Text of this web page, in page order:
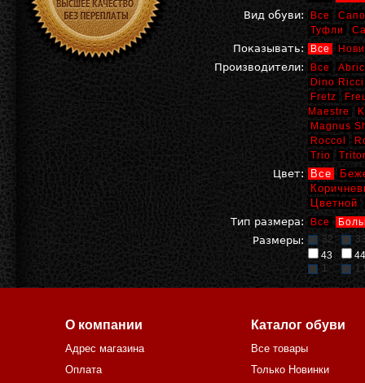
Вид обуви: Все
Туфли
Показывать: Все
Производители: Все
Dino Ricci
Fretz
Maestre
Magnus
Roccol
Trio
Цвет: Все
Цветной
Тип размера:
Все
Размеры: 32
43
44
1
О компании
Адрес магазина
Оплата
Каталог обуви
Все товары
Только Новинки